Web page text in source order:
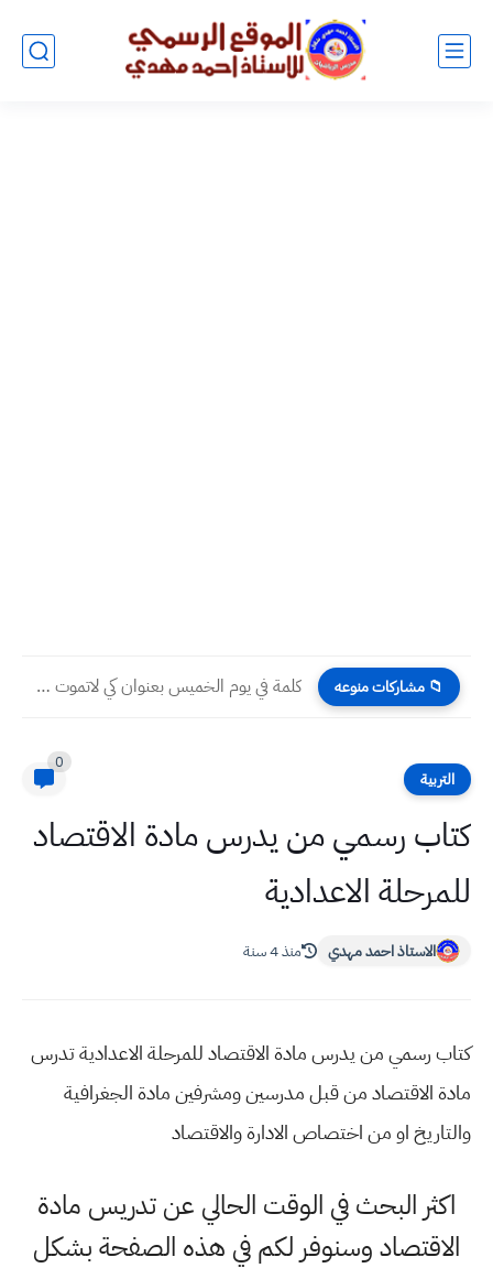
📁 مشاركات منوعه كلمة في يوم الخميس بعنوان كي لاتموت الكلمة
التربية
0
كتاب رسمي من يدرس مادة الاقتصاد
للمرحلة الاعدادية
الاستاذ احمد مهدي منذ 4 سنة
كتاب رسمي من يدرس مادة الاقتصاد للمرحلة الاعدادية تدرس
مادة الاقتصاد من قبل مدرسين ومشرفين مادة الجغرافية
والتاريخ او من اختصاص الادارة والاقتصاد
اكثر البحث في الوقت الحالي عن تدريس مادة
الاقتصاد وسنوفر لكم في هذه الصفحة بشكل